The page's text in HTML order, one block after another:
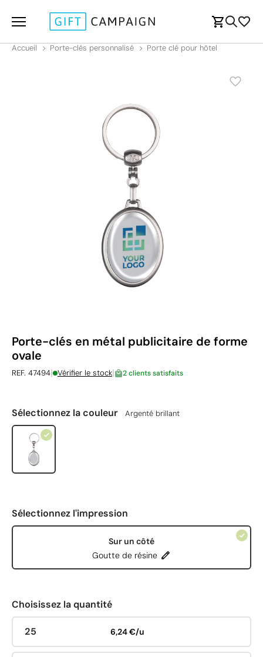
Accueil Porte-clés personnalisé Porte clé pour hôtel
Porte-clés en métal publicitaire de forme
ovale
REF. 47494| Vérifier le stock| 2 clients satisfaits
Sélectionnez la couleur Argenté brillant
Sélectionnez l'impression
Sur un côté
Goutte de résine
Choisissez la quantité
25 6,24 €/u